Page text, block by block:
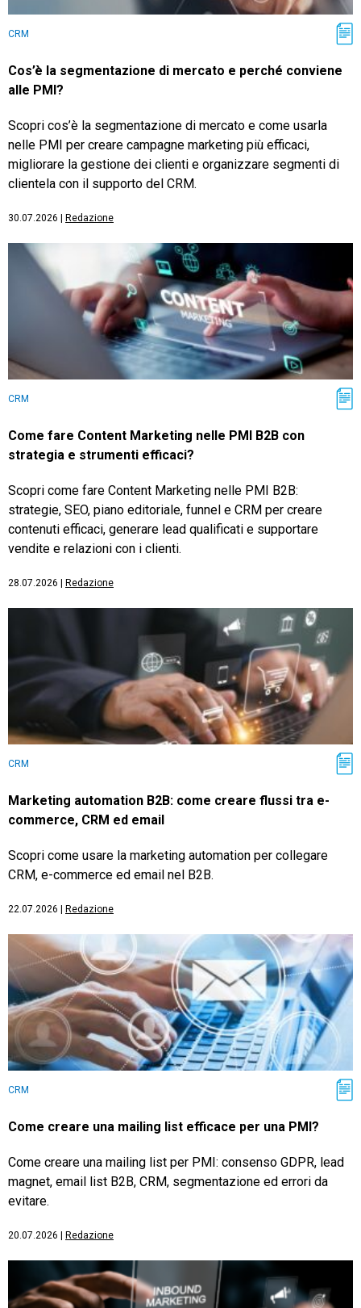
CRM
Cos’è la segmentazione di mercato e perché conviene
alle PMI?
Scopri cos’è la segmentazione di mercato e come usarla
nelle PMI per creare campagne marketing più efficaci,
migliorare la gestione dei clienti e organizzare segmenti di
clientela con il supporto del CRM.
30.07.2026 Redazione
CRM
Come fare Content Marketing nelle PMI B2B con
strategia e strumenti efficaci?
Scopri come fare Content Marketing nelle PMI B2B:
strategie, SEO, piano editoriale, funnel e CRM per creare
contenuti efficaci, generare lead qualificati e supportare
vendite e relazioni con i clienti.
28.07.2026 Redazione
CRM
Marketing automation B2B: come creare flussi tra e-
commerce, CRM ed email
Scopri come usare la marketing automation per collegare
CRM, e-commerce ed email nel B2B.
22.07.2026 Redazione
CRM
Come creare una mailing list efficace per una PMI?
Come creare una mailing list per PMI: consenso GDPR, lead
magnet, email list B2B, CRM, segmentazione ed errori da
evitare.
20.07.2026 Redazione